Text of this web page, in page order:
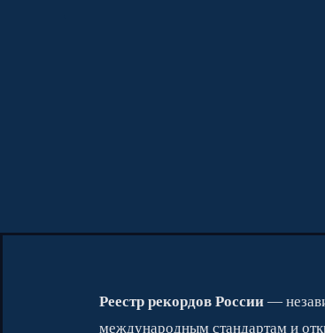
Реестр рекордов России—
международным стандартам и